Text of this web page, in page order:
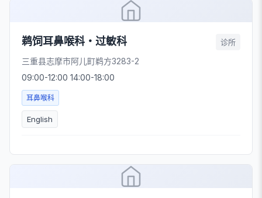
鹈饲耳鼻喉科・过敏科 诊所
三重县志摩市阿儿町鹈方3283-2
09:00-12:00 14:00-18:00
耳鼻喉科
English